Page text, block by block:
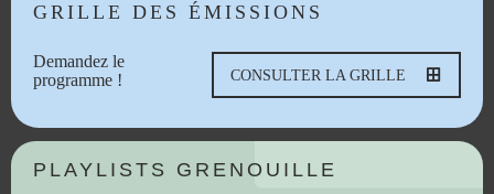
GRILLE DES ÉMISSIONS
Demandez le
programme !
CONSULTER LA GRILLE
PLAYLISTS GRENOUILLE